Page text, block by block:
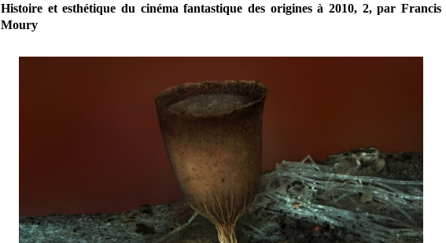
Histoire et esthétique du cinéma fantastique des origines à 2010, 2, par Francis
Moury